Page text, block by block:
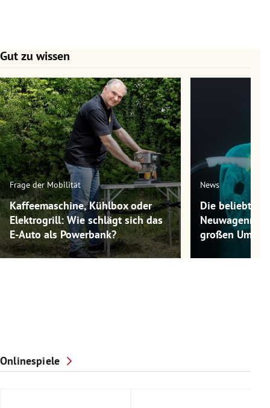
Gut zu wissen
Slide 1 von 7
Frage der Mobilität
Kaffeemaschine, Kühlbox oder
Elektrogrill: Wie schlägt sich das
E-Auto als Powerbank?
News
Die
großen
Onlinespiele